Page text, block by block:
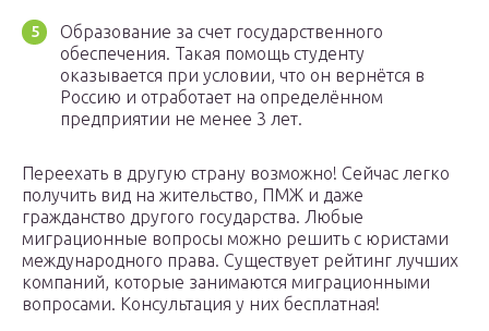
Образование за счет государственного
обеспечения. Такая помощь студенту
оказывается при условии, что он вернётся в
Россию и отработает на определённом
предприятии не менее 3 лет.
Переехать в другую страну возможно! Сейчас легко
получить вид на жительство, ПМЖ и даже
гражданство другого государства. Любые
миграционные вопросы можно решить с юристами
международного права. Существует рейтинг лучших
компаний, которые занимаются миграционными
вопросами. Консультация у них бесплатная!